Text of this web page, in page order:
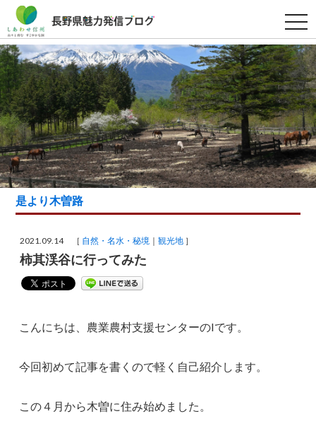
t
o
g
g
l
e
n
a
v
i
g
a
t
i
o
n
是より木曽路
2021.09.14 ［ 自然・名水・秘境 観光地 ］
柿其渓谷に行ってみた
こんにちは、農業農村支援センターのIです。
今回初めて記事を書くので軽く自己紹介します。
この４月から木曽に住み始めました。